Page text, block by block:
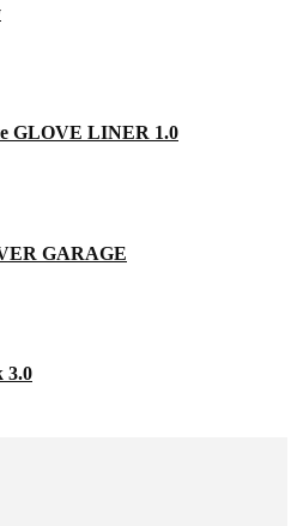
GLOVE LINER 1.0
GARAGE
3.0